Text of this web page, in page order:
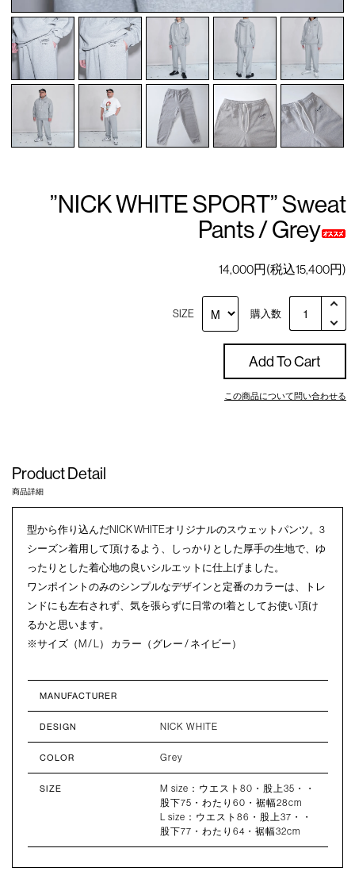
”NICK WHITE SPORT” Sweat
Pants / Grey
14,000円(税込15,400円)
SIZE 購入数
Add To Cart
この商品について問い合わせる
Product Detail
商品詳細
型から作り込んだNICK WHITEオリジナルのスウェットパンツ。3
シーズン着用して頂けるよう、しっかりとした厚手の生地で、ゆ
ったりとした着心地の良いシルエットに仕上げました。
ワンポイントのみのシンプルなデザインと定番のカラーは、トレ
ンドにも左右されず、気を張らずに日常の1着としてお使い頂け
るかと思います。
※サイズ（M / L） カラー（グレー / ネイビー）
MANUFACTURER
DESIGN NICK WHITE
COLOR Grey
SIZE
M size：ウエスト80・股上35・・
股下75・わたり60・裾幅28cm
L size：ウエスト86・股上37・・
股下77・わたり64・裾幅32cm